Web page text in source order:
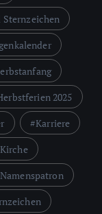
2025
Karriere
Namenspatron